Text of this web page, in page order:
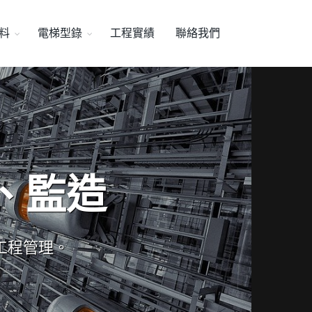
電梯型錄 工程實績 聯絡我們
監造
程管理。